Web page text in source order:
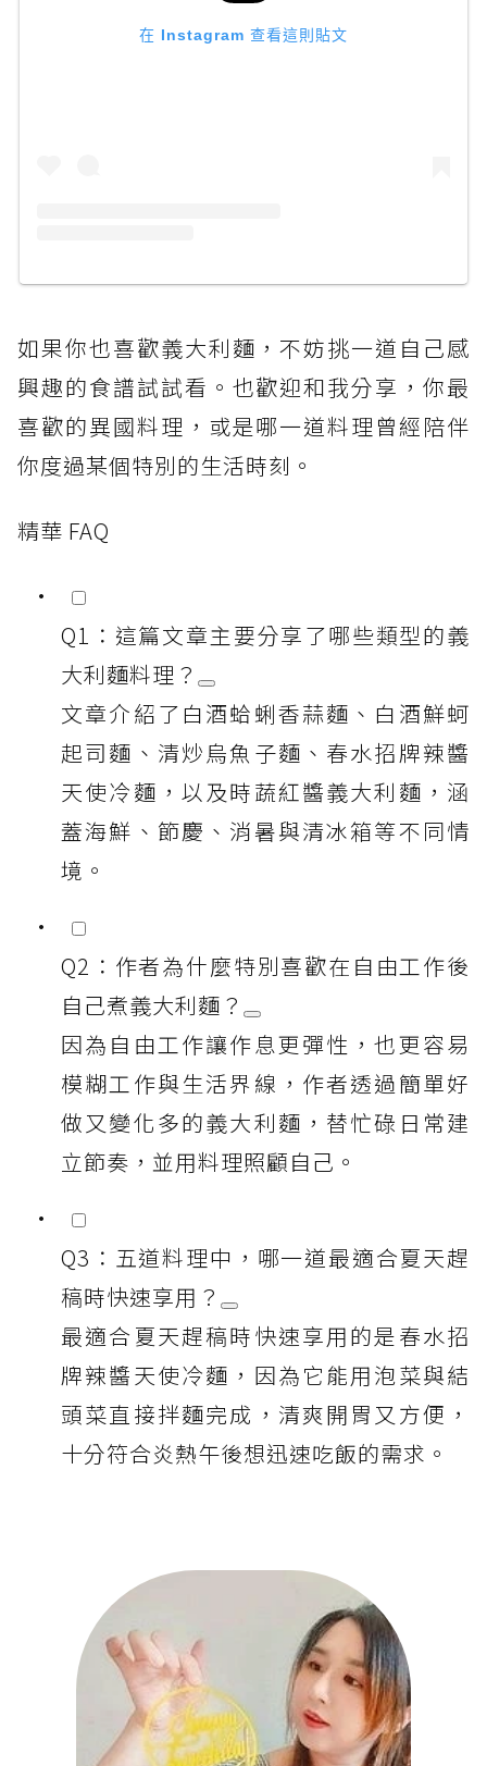
在 Instagram 查看這則貼文
如果你也喜歡義大利麵，不妨挑一道自己感
興趣的食譜試試看。也歡迎和我分享，你最
喜歡的異國料理，或是哪一道料理曾經陪伴
你度過某個特別的生活時刻。
精華 FAQ
Q1：這篇文章主要分享了哪些類型的義
大利麵料理？
文章介紹了白酒蛤蜊香蒜麵、白酒鮮蚵
起司麵、清炒烏魚子麵、春水招牌辣醬
天使冷麵，以及時蔬紅醬義大利麵，涵
蓋海鮮、節慶、消暑與清冰箱等不同情
境。
Q2：作者為什麼特別喜歡在自由工作後
自己煮義大利麵？
因為自由工作讓作息更彈性，也更容易
模糊工作與生活界線，作者透過簡單好
做又變化多的義大利麵，替忙碌日常建
立節奏，並用料理照顧自己。
Q3：五道料理中，哪一道最適合夏天趕
稿時快速享用？
最適合夏天趕稿時快速享用的是春水招
牌辣醬天使冷麵，因為它能用泡菜與結
頭菜直接拌麵完成，清爽開胃又方便，
十分符合炎熱午後想迅速吃飯的需求。